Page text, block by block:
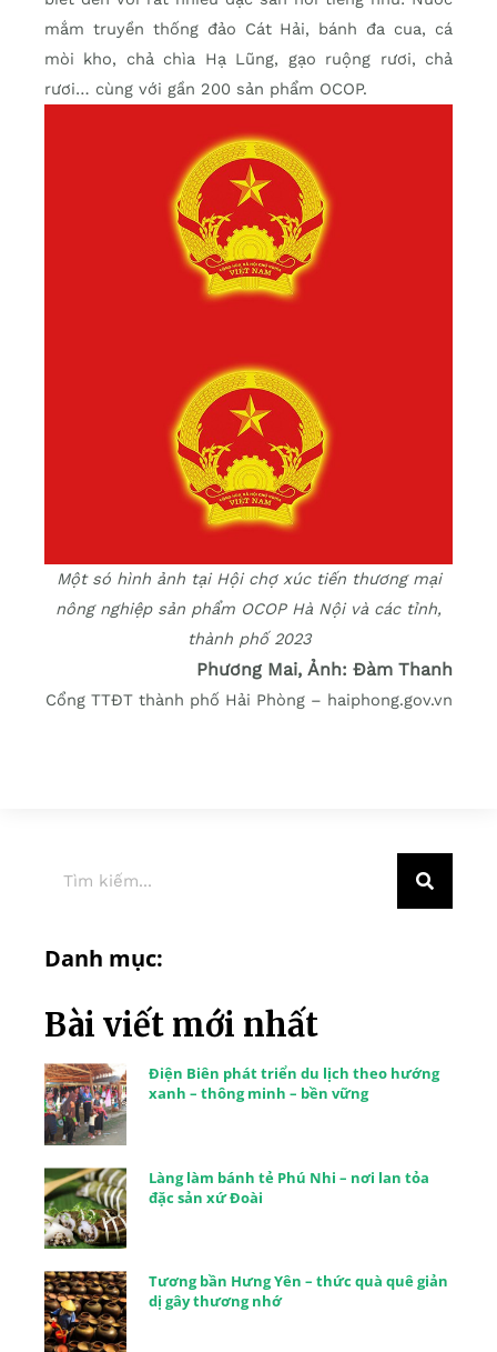
mắm truyền thống đảo Cát Hải, bánh đa cua, cá
mòi kho, chả chìa Hạ Lũng, gạo ruộng rươi, chả
rươi… cùng với gần 200 sản phẩm OCOP.
Một só hình ảnh tại Hội chợ xúc tiến thương mại
nông nghiệp sản phẩm OCOP Hà Nội và các tỉnh,
thành phố 2023
Phương Mai, Ảnh: Đàm Thanh
Cổng TTĐT thành phố Hải Phòng – haiphong.gov.vn
Danh mục:
Bài viết mới nhất
Điện Biên phát triển du lịch theo hướng
xanh – thông minh – bền vững
Làng làm bánh tẻ Phú Nhi – nơi lan tỏa
đặc sản xứ Đoài
Tương bần Hưng Yên – thức quà quê giản
dị gây thương nhớ